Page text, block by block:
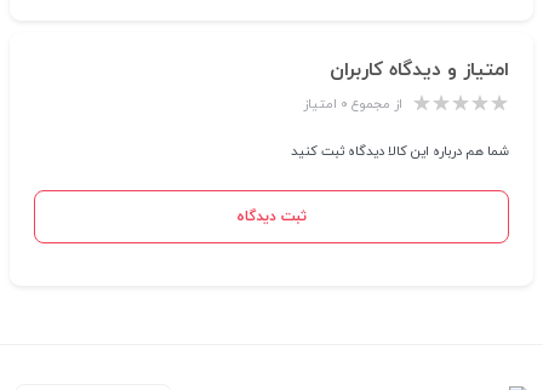
امتیاز و دیدگاه کاربران
از مجموع ۰ امتیاز
شما هم درباره این کالا دیدگاه ثبت کنید
ثبت دیدگاه